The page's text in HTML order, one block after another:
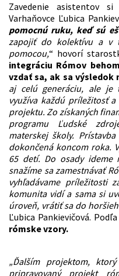
Zavedenie asistentov
Varhaňovce Ľubica
pomocnú ruku, keď sú
zapojiť do kolektívu a v
pomocou,“ hovorí
integráciu Rómov
vzdať sa, ak sa výsledok
aj celú generáciu, ale je
využíva každú príležitosť
projektu. Zo získaných
programu Ľudské
materskej školy.
dokončená koncom roka.
65 detí. Do osady
snažíme sa zamestnávať
vyhľadávame príležitosti
komunita vidí a sama si
úroveň, vrátiť sa do
Ľubica Pankievičová.
rómske vzory.
„Ďalším projektom,
pripravovaný projekt